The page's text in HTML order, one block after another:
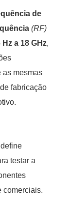
de
(RF)
Hz a 18 GHz,
as mesmas
fabricação
define
testar a
comerciais.